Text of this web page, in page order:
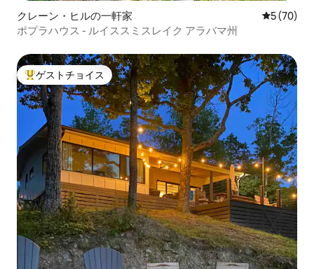
クレーン・ヒルの一軒家 レビュー
5 (70)
ポプラハウス - ルイススミスレイク アラバマ州
大好評のゲストチョイスです。
ゲストチョイス